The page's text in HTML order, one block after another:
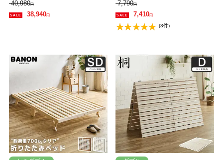
ット 木製 低ホルムアルデヒド 軽い
40,980円
38,940円
ンパクト すのこマット 桐
7,790円
7,410円
(3件)